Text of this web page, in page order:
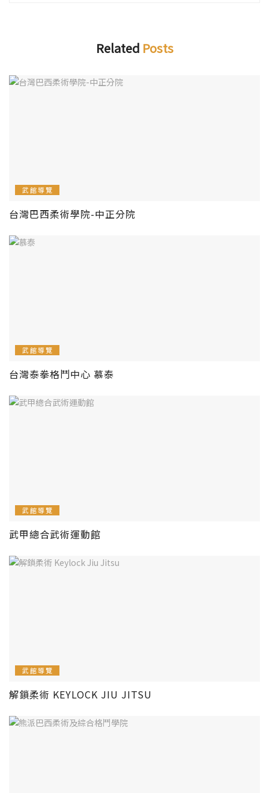
Related Posts
武館導覽
台灣巴西柔術學院-中正分院
武館導覽
台灣泰拳格鬥中心 慕泰
武館導覽
武甲總合武術運動館
武館導覽
解鎖柔術 KEYLOCK JIU JITSU